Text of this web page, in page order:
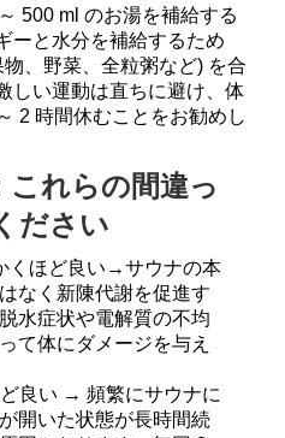
500 ml のお湯を補給する
ーと水分を補給するため
、野菜、全粒粥など) を合
しい運動は直ちに避け、体
2 時間休むことをお勧めし
れらの間違っ
ださい
くほど良い→サウナの本
なく新陳代謝を促進す
水症状や電解質の不均
て体にダメージを与え
良い → 頻繁にサウナに
開いた状態が長時間続